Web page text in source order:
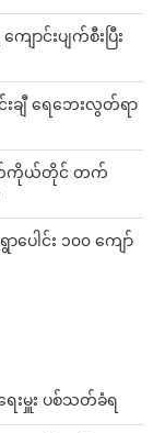
ာင်းပျက်စီးပြီး
ချီ ရေဘေးလွတ်ရာ
တ်ကိုယ်တိုင် တက်
ပေါင်း ၁၀၀ ကျော်
းမှူး ပစ်သတ်ခံရ